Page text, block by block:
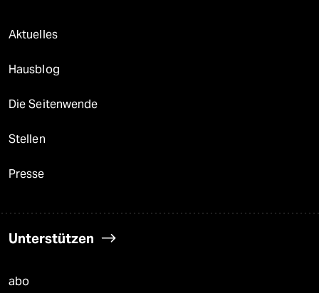
Aktuelles
Hausblog
Die Seitenwende
Stellen
Presse
Unterstützen
abo